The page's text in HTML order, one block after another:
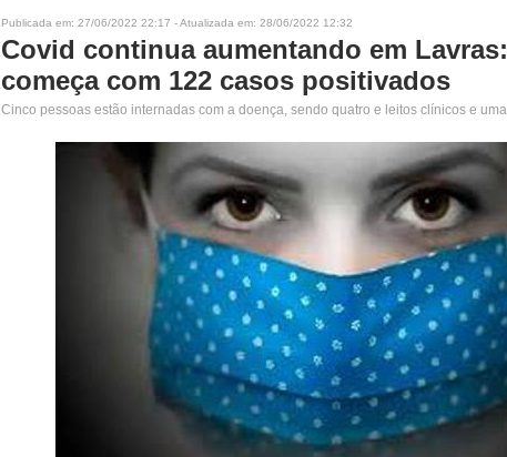
Publicada em: 27/06/2022 22:17 - Atualizada em: 28/06/2022 12:32
Covid continua aumentando em
começa com 122 casos positivados
Cinco pessoas estão internadas com a doença, sendo quatro e leitos clínicos e uma